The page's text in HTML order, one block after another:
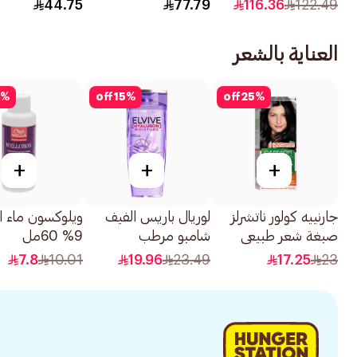
122.49
116.36
77.79
44.75
العناية بالشعر
25%
off
+
جارنييه كولور ناتشرلز
صبغة شعر طبيعي
اسود رقم 0.1 1قطعة
23
17.25
15%
off
+
لوريال باريس الفيف
شامبو مرطب
بالهيالورونيك 400مل
23.49
19.96
%
+
ويلوكسون
9% 60مل
10.01
7.8